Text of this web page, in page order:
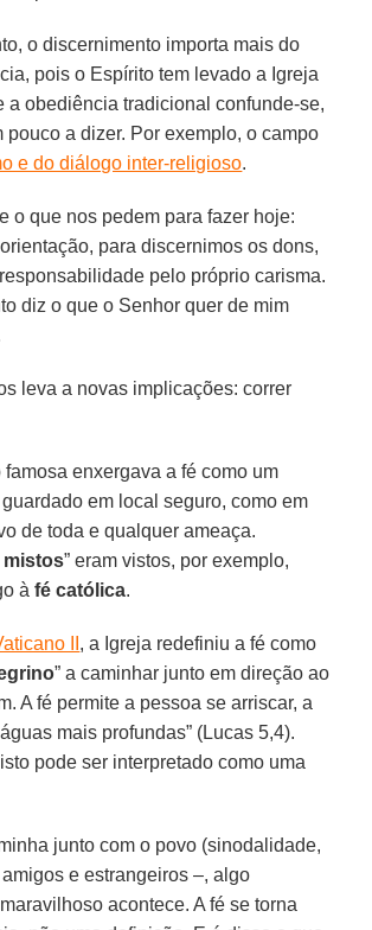
o discernimento importa mais do
pois o Espírito tem levado a Igreja
a obediência tradicional confunde-se,
pouco a dizer. Por exemplo, o campo
e do diálogo inter-religioso.
o que nos pedem para fazer hoje:
para discernimos os dons,
pelo próprio carisma.
diz o que o Senhor quer de mim
leva a novas implicações: correr
enxergava a fé como um
em local seguro, como em
de toda e qualquer ameaça.
mistos” eram vistos, por exemplo,
àfé católica.
II , a Igreja redefiniu a fé como
” a caminhar junto em direção ao
A fé permite a pessoa se arriscar, a
mais profundas” (Lucas 5,4).
pode ser interpretado como uma
junto com o povo (sinodalidade,
e estrangeiros –, algo
acontece. A fé se torna